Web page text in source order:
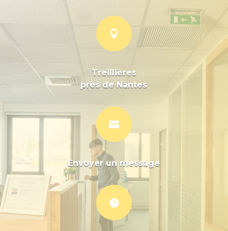

Treillières
près de Nantes

Envoyer un message
